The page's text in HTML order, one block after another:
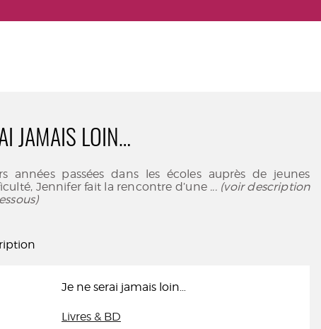
JAMAIS LOIN…
années passées dans les écoles auprès de jeunes
Jennifer fait la rencontre d’une ... (voir description
Je ne serai jamais loin…
Livres & BD